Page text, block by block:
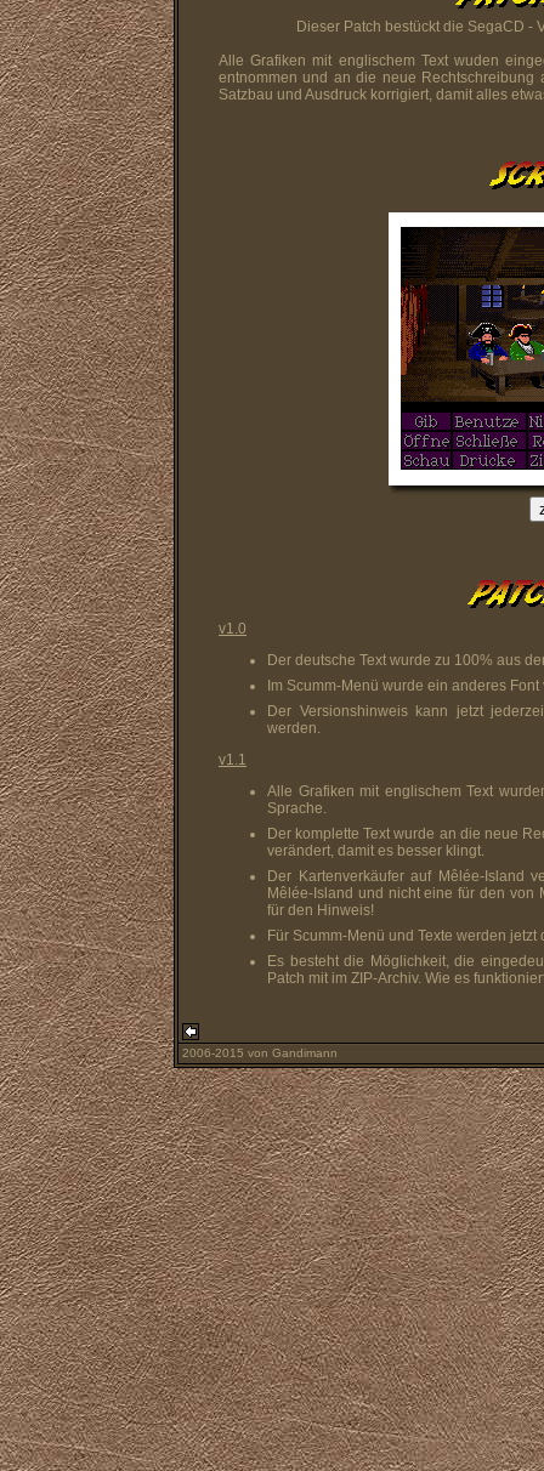
Dieser Patch bestückt die SegaCD -
Alle Grafiken mit englischem Text wuden
entnommen und an die neue Rechtschreibung
Satzbau und Ausdruck korrigiert, damit alles
v1.0
Der deutsche Text wurde zu 100% aus
Im Scumm-Menü wurde ein anderes
Der Versionshinweis kann jetzt
werden.
v1.1
Alle Grafiken mit englischem Text
Sprache.
Der komplette Text wurde an die neue
verändert, damit es besser klingt.
Der Kartenverkäufer auf Mêlée-Island
Mêlée-Island und nicht eine für den
für den Hinweis!
Für Scumm-Menü und Texte werden
Es besteht die Möglichkeit, die
Patch mit im ZIP-Archiv. Wie es
2006-2015 von Gandimann